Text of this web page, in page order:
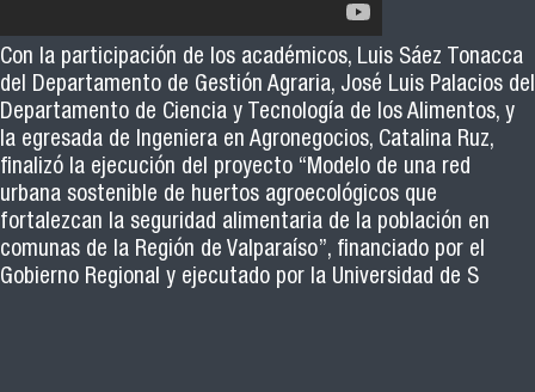
Con la participación de los académicos, Luis Sáez Tonacca
del Departamento de Gestión Agraria, José Luis Palacios del
Departamento de Ciencia y Tecnología de los Alimentos, y
la egresada de Ingeniera en Agronegocios, Catalina Ruz,
finalizó la ejecución del proyecto “Modelo de una red
urbana sostenible de huertos agroecológicos que
fortalezcan la seguridad alimentaria de la población en
comunas de la Región de Valparaíso”, financiado por el
Gobierno Regional y ejecutado por la Universidad de S